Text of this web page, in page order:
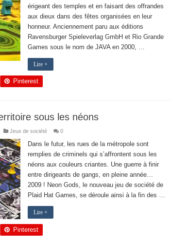
érigeant des temples et en faisant des offrandes
aux dieux dans des fêtes organisées en leur
honneur. Anciennement paru aux éditions
Ravensburger Spieleverlag GmbH et Rio Grande
Games sous le nom de JAVA en 2000, …
Lire +
Pinterest
sous les néons
Jeux de société 0
Dans le futur, les rues de la métropole sont
remplies de criminels qui s’affrontent sous les
néons aux couleurs criantes. Une guerre à finir
entre dirigeants de gangs, en pleine année…
2009 ! Neon Gods, le nouveau jeu de société de
Plaid Hat Games, se déroule ainsi à la fin des …
Lire +
Pinterest